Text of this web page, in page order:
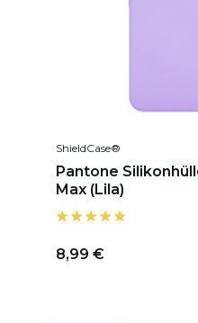
ShieldCase®
Pantone
Max (Lila)
8,99 €